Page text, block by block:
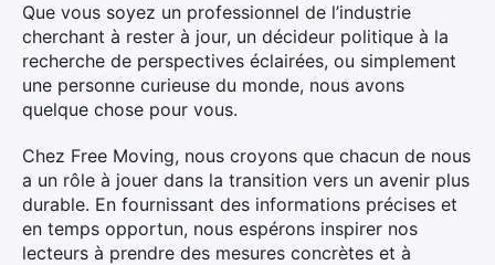
Que vous soyez un professionnel de l’industrie
cherchant à rester à jour, un décideur politique à la
recherche de perspectives éclairées, ou simplement
une personne curieuse du monde, nous avons
quelque chose pour vous.
Chez Free Moving, nous croyons que chacun de nous
a un rôle à jouer dans la transition vers un avenir plus
durable. En fournissant des informations précises et
en temps opportun, nous espérons inspirer nos
lecteurs à prendre des mesures concrètes et à